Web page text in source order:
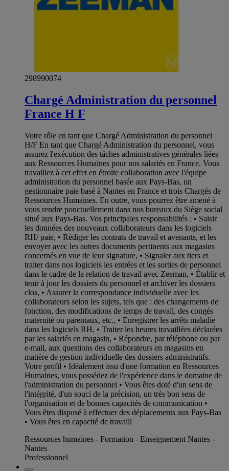
298990074
Chargé Administration du personnel
France H F
Votre rôle en tant que Chargé Administration du personnel
H/F En tant que Chargé Administration du personnel, vous
assurez l'exécution des tâches administratives générales liées
aux Ressources Humaines pour nos salariés en France. Vous
travaillez à cet effet en étroite collaboration avec l'équipe
administration du personnel basée aux Pays-Bas, un
gestionnaire paie basé à Nantes en France et trois Chargés de
Ressources Humaines. En outre, vous pourrez être amené à
vous rendre ponctuellement dans nos bureaux du Siège social
situé aux Pays-Bas. Vos principales responsabilités : • Saisir
les données des nouveaux collaborateurs dans les logiciels
RH/ paie, • Rédiger les contrats de travail et avenants, et les
envoyer avec les autres documents pertinents aux magasins
concernés en vue de leur signature, • Signaler aux tiers et
traiter dans nos logiciels les entrées et les sorties de personnel
dans le cadre de la relation de travail avec Zeeman, • Établir et
tenir à jour les dossiers du personnel et archiver les dossiers
clos, • Assurer la correspondance individuelle avec les
collaborateurs selon les sujets, tels que : des changements de
fonction, des modifications de temps de travail, des congés
maternité ou parentaux, etc., • Enregistrer les arrêts maladie
dans les logiciels RH, • Traiter les heures travaillées déclarées
par les salariés en magasin, • Répondre, par téléphone ou par
e-mail, aux questions des collaborateurs en magasins en
matière de gestion individuelle des dossiers administratifs.
Votre profil • Idéalement issu d'une formation en Ressources
Humaines, vous possédez de l'expérience dans le domaine de
l'administration du personnel • Vous êtes doté d'un sens de
l'intégrité, d'un souci de la précision, un très bon sens de
l'organisation et de bonnes capacités de communication •
Vous êtes disposé à effectuer des déplacements aux Pays-Bas
• Vous êtes en capacité de travaill
Ressources humaines - Formation - Enseignement Nantes -
Nantes
Professionnel